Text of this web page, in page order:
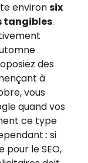
environsix
tangibles.
des
à
vous
quand vos
ce type
: si
le SEO,